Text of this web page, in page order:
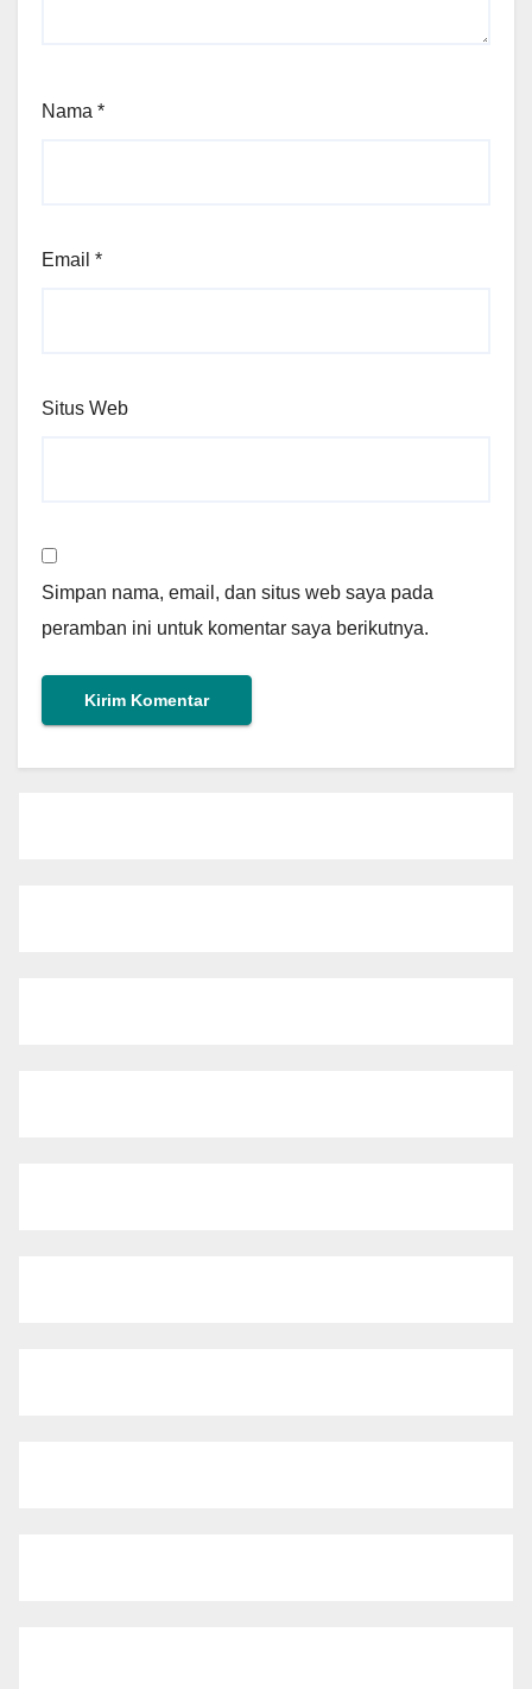
Nama *
Email *
Situs Web
Simpan nama, email, dan situs web saya pada
peramban ini untuk komentar saya berikutnya.